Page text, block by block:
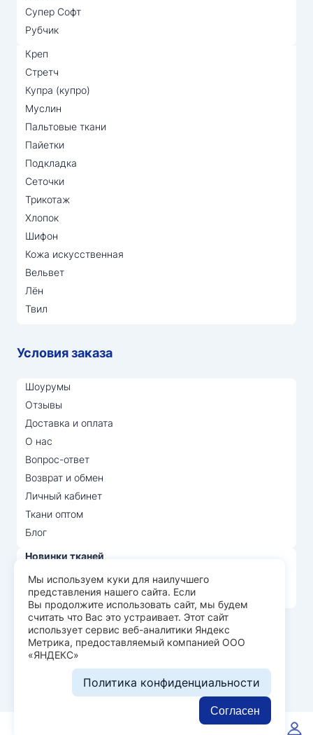
Супер Софт
Рубчик
Креп
Стретч
Купра (купро)
Муслин
Пальтовые ткани
Пайетки
Подкладка
Сеточки
Трикотаж
Хлопок
Шифон
Кожа искусственная
Вельвет
Лён
Твил
Условия заказа
Шоурумы
Отзывы
Доставка и оплата
О нас
Вопрос-ответ
Возврат и обмен
Личный кабинет
Ткани оптом
Блог
Новинки тканей
Распродажа тканей
Лидеры продаж
© Арт Текс — продажа тканей оптом, 2026
Пользовательское соглашение
Политика конфиденциальности
Разработка сайта —
Мы используем куки для наилучшего
представления нашего сайта. Если
Вы продолжите использовать сайт, мы будем
считать что Вас это устраивает. Этот сайт
использует сервис веб-аналитики Яндекс
Метрика, предоставляемый компанией ООО
«ЯНДЕКС»
Политика конфиденциальности
Согласен